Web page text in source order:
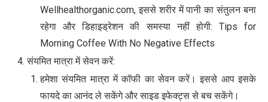
Wellhealthorganic.com, इससे शरीर में पानी का संतुलन बना
रहेगा और डिहाइड्रेशन की समस्या नहीं होगी: Tips for
Morning Coffee With No Negative Effects
संयमित मात्रा में सेवन करें:
हमेशा संयमित मात्रा में कॉफी का सेवन करें। इससे आप इसके
फायदे का आनंद ले सकेंगे और साइड इफेक्ट्स से बच सकेंगे।